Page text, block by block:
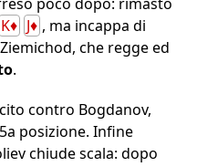
K♦ J♦ , ma incappa di
che regge ed
.
contro Bogdanov,
posizione. Infine
chiude scala: dopo